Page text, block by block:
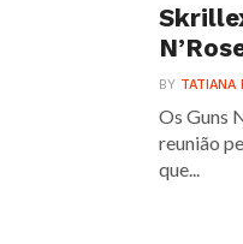
BY TATIANA
Os Guns
reunião
que...